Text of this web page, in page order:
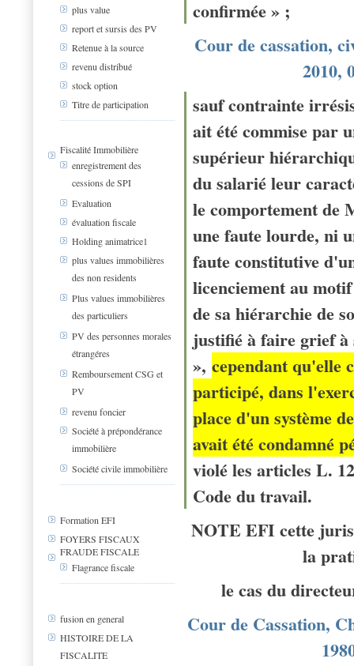
plus value
report et sursis des PV
Retenue à la source
revenu distribué
stock option
Titre de participation
Fiscalité Immobilière
enregistrement des
cessions de SPI
Evaluation
évaluation fiscale
Holding animatrice1
plus values immobilières
des non residents
Plus values immobilières
des particuliers
PV des personnes morales
étrangéres
Remboursement CSG et
PV
revenu foncier
Société à prépondérance
immobilière
Société civile immobilière
Formation EFI
FOYERS FISCAUX
FRAUDE FISCALE
Flagrance fiscale
fusion en general
HISTOIRE DE LA
FISCALITE
confirmée » ;
Cour de cassation,
2010,
sauf contrainte
ait été commise par
supérieur
du salarié leur
le comportement de
une faute lourde, ni
faute constitutive
licenciement au
de sa hiérarchie de
justifié à faire grief à
», cependant qu'elle
participé, dans
place d'un système
avait été condamné
violé les articles L.
Code du travail.
NOTE EFI cette
la
le cas du
Cour de Cassation,